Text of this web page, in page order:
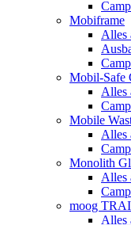
Mobiframe
Alles
Mobil-Safe
Alles
Mobile
Alles
Monolith
Alles
moog
Alles